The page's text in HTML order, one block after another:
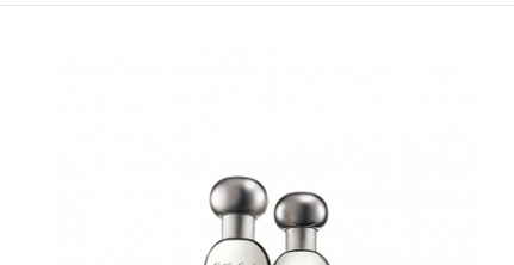
桃園國際機場(TPE)
臺中國際機場(RMQ)
高雄國際機場(KHH)
到細緻毛孔 (10)• 無油質地，
肽-32雅詩蘭黛深耕夜間修復，
的推移，肌膚節律開始出現絮亂
出了一個問題：有沒有辦法可以
發出最佳配方，高效提升肌膚日
掌握年輕關鍵信號，協同膠原蛋